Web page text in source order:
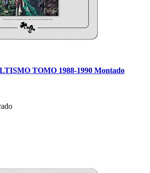
TOMO 1988-1990 Montado